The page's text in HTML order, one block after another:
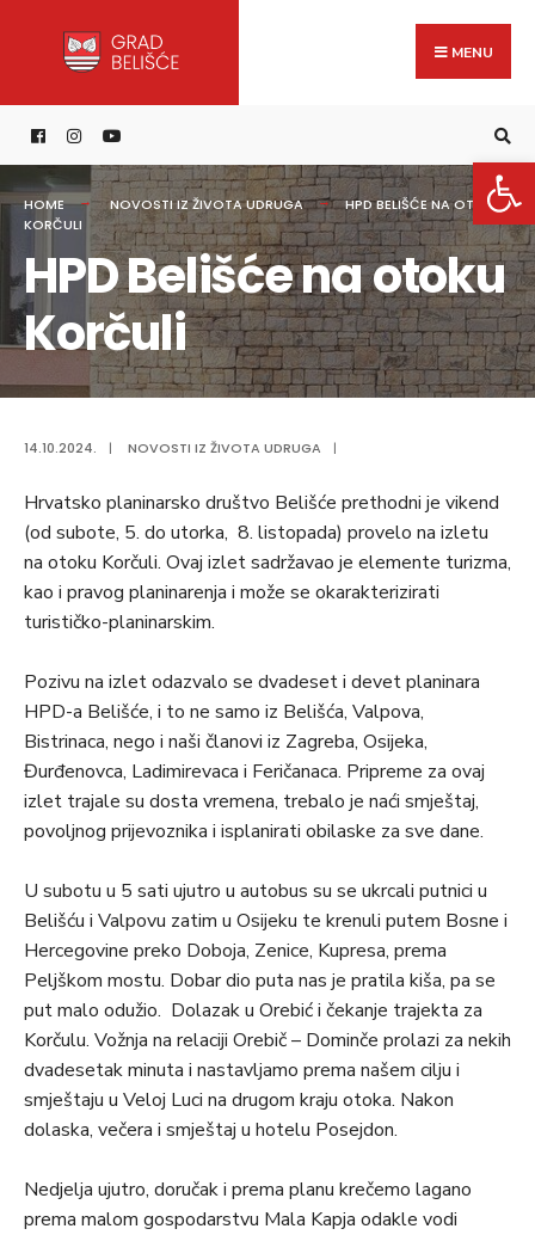
content
MENU
HOME NOVOSTI IZ ŽIVOTA UDRUGA
HPD BELIŠĆE NA OTOKU
KORČULI
HPD Belišće na otoku
Korčuli
14.10.2024. | NOVOSTI IZ ŽIVOTA UDRUGA |
Hrvatsko planinarsko društvo Belišće prethodni je vikend
(od subote, 5. do utorka, 8. listopada) provelo na izletu
na otoku Korčuli. Ovaj izlet sadržavao je elemente turizma,
kao i pravog planinarenja i može se okarakterizirati
turističko-planinarskim.
Pozivu na izlet odazvalo se dvadeset i devet planinara
HPD-a Belišće, i to ne samo iz Belišća, Valpova,
Bistrinaca, nego i naši članovi iz Zagreba, Osijeka,
Đurđenovca, Ladimirevaca i Feričanaca. Pripreme za ovaj
izlet trajale su dosta vremena, trebalo je naći smještaj,
povoljnog prijevoznika i isplanirati obilaske za sve dane.
U subotu u 5 sati ujutro u autobus su se ukrcali putnici u
Belišću i Valpovu zatim u Osijeku te krenuli putem Bosne i
Hercegovine preko Doboja, Zenice, Kupresa, prema
Peljškom mostu. Dobar dio puta nas je pratila kiša, pa se
put malo odužio. Dolazak u Orebić i čekanje trajekta za
Korčulu. Vožnja na relaciji Orebič – Dominče prolazi za nekih
dvadesetak minuta i nastavljamo prema našem cilju i
smještaju u Veloj Luci na drugom kraju otoka. Nakon
dolaska, večera i smještaj u hotelu Posejdon.
Nedjelja ujutro, doručak i prema planu krečemo lagano
prema malom gospodarstvu Mala Kapja odakle vodi
for: